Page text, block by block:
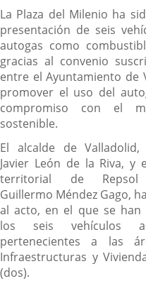
La Plaza del Milenio ha
presentación de seis
autogas como
gracias al convenio
entre el Ayuntamiento de
promover el uso del
compromiso con el
sostenible.
El alcalde de Valladolid,
Javier León de la Riva, y
territorial de Repsol
Guillermo Méndez Gago,
al acto, en el que se han
los seis vehículos
pertenecientes a las
Infraestructuras y
(dos).